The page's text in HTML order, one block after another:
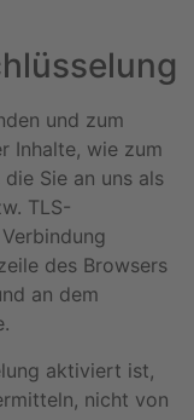
und zum
Inhalte, wie zum
Sie an uns als
TLS-
des Browsers
an dem
aktiviert ist,
nicht von